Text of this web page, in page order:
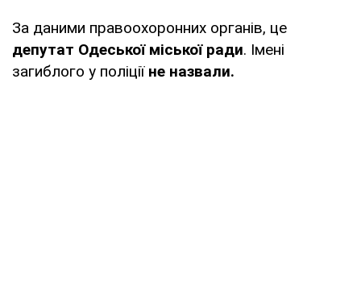
За даними правоохоронних органів, це
депутат Одеської міської ради. Імені
загиблого у поліції не назвали.